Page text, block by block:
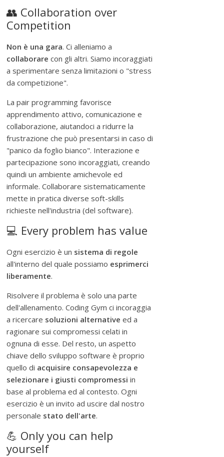
👥 Collaboration over
Competition
Non è una gara. Ci alleniamo a
collaborare con gli altri. Siamo incoraggiati
a sperimentare senza limitazioni o "stress
da competizione".
La pair programming favorisce
apprendimento attivo, comunicazione e
collaborazione, aiutandoci a ridurre la
frustrazione che può presentarsi in caso di
"panico da foglio bianco". Interazione e
partecipazione sono incoraggiati, creando
quindi un ambiente amichevole ed
informale. Collaborare sistematicamente
mette in pratica diverse soft-skills
richieste nell'industria (del software).
💻 Every problem has value
Ogni esercizio è un sistema di regole
all'interno del quale possiamo esprimerci
liberamente.
Risolvere il problema è solo una parte
dell'allenamento. Coding Gym ci incoraggia
a ricercare soluzioni alternative ed a
ragionare sui compromessi celati in
ognuna di esse. Del resto, un aspetto
chiave dello sviluppo software è proprio
quello di acquisire consapevolezza e
selezionare i giusti compromessi in
base al problema ed al contesto. Ogni
esercizio è un invito ad uscire dal nostro
personale stato dell'arte.
💪 Only you can help
yourself